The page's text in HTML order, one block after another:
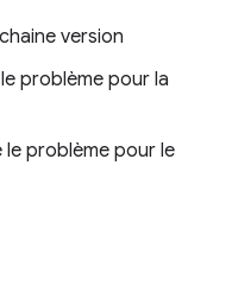
version
problème pour la
le problème pour le